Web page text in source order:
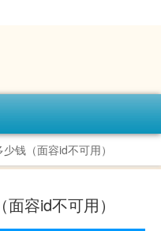
钱（面容id不可用）
容id不可用）